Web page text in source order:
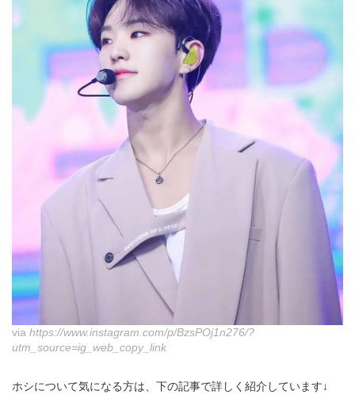
via https://www.instagram.com/p/BzsPOj1n276/?
utm_source=ig_web_copy_link
ホシについて気になる方は、下の記事で詳しく紹介しています↓